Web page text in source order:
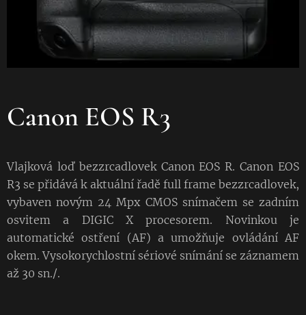
Canon EOS R3
Vlajková loď bezzrcadlovek Canon EOS R. Canon EOS
R3 se přidává k aktuální řadě full frame bezzrcadlovek,
vybaven novým 24 Mpx CMOS snímačem se zadním
osvitem a DIGIC X procesorem. Novinkou je
automatické ostření (AF) a umožňuje ovládání AF
okem. Vysokorychlostní sériové snímání se záznamem
až 30 sn./.